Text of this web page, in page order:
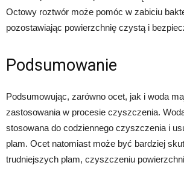
Octowy roztwór może pomóc w zabiciu
pozostawiając powierzchnię czystą i
Podsumowanie
Podsumowując, zarówno ocet, jak i woda
zastosowania w procesie czyszczenia.
stosowana do codziennego czyszczenia i
plam. Ocet natomiast może być bardziej
trudniejszych plam, czyszczeniu